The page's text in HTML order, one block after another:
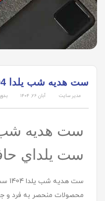
ست هديه شب یلدا 1404 ست يلداي حافظ
مدیر سایت آبان ۲۶, ۱۴۰۴
ست يلداي
محصولات منحصر به فرد